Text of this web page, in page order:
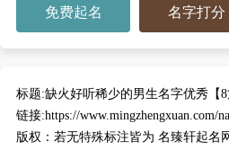
免费起名 名字打分
标题:缺火好听稀少的男生名字优秀【8
链接:https://www.mingzhengxuan.com/
版权： 若无特殊标注皆为 名臻轩起名